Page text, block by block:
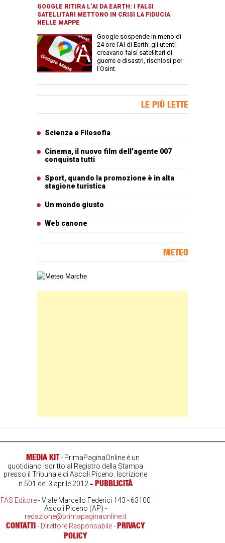
GOOGLE RITIRA L’AI DA EARTH: I FALSI
SATELLITARI METTONO IN CRISI LA FIDUCIA
NELLE MAPPE
Google sospende in meno di
24 ore l’AI di Earth: gli utenti
creavano falsi satellitari di
guerre e disastri, rischiosi per
l’Osint.
LE PIÙ LETTE
Scienza e Filosofia
Cinema, il nuovo film dell’agente 007
conquista tutti
Sport, quando la promozione è in alta
stagione turistica
Un mondo giusto
Web canone
METEO
Carta meteorologica delle Marche
MEDIA KIT- PrimaPaginaOnline è un
quotidiano iscritto al Registro della Stampa
presso il Tribunale di Ascoli Piceno. Iscrizione
n.501 del 3 aprile 2012 - PUBBLICITÀ
FAS Editore- Viale Marcello Federici 143 - 63100
Ascoli Piceno (AP) -
redazione@primapaginaonline.it
CONTATTI- Direttore Responsabile-PRIVACY
POLICY